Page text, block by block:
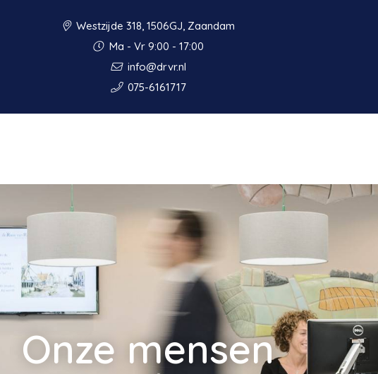
Westzijde 318, 1506GJ, Zaandam
Ma - Vr 9:00 - 17:00
info@drvr.nl
075-6161717
Onze mensen